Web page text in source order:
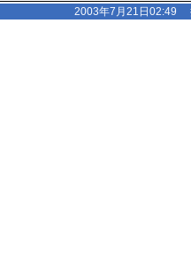
2003年7月21日02:49